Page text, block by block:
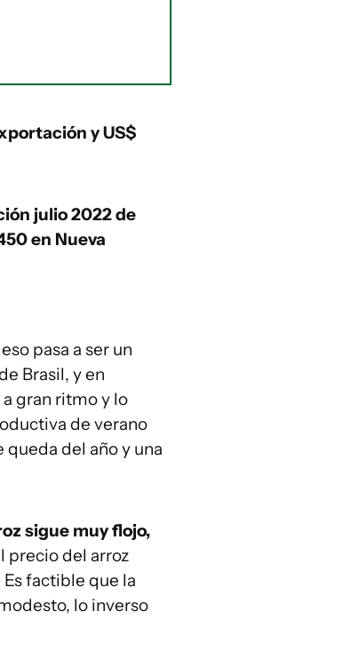
y US$
julio 2022 de
en Nueva
pasa a ser un
Brasil, y en
a gran ritmo y lo
de verano
del año y una
sigue muy flojo,
precio del arroz
factible que la
lo inverso